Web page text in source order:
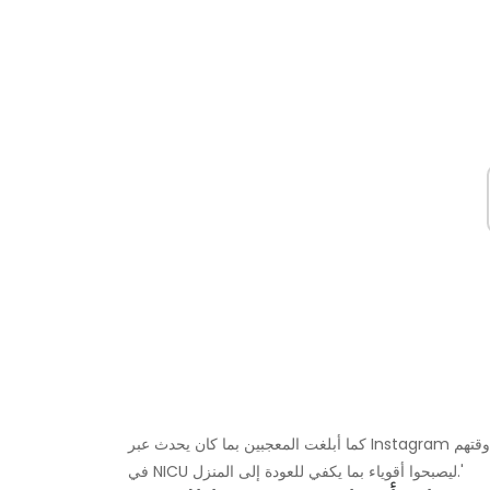
كما أبلغت المعجبين بما كان يحدث عبر Instagram موضحة أن صغارهم ، 'كانوا صغارًا لكنهم أقوياء وشقوا طريقهم خلال وقتهم
في NICU ليصبحوا أقوياء بما يكفي للعودة إلى المنزل.'